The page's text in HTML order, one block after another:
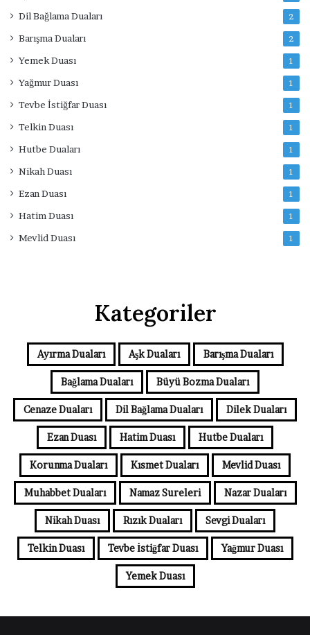
Dil Bağlama Duaları 2
Barışma Duaları 2
Yemek Duası 1
Yağmur Duası 1
Tevbe İstiğfar Duası 1
Telkin Duası 1
Hutbe Duaları 1
Nikah Duası 1
Ezan Duası 1
Hatim Duası 1
Mevlid Duası 1
Kategoriler
Ayırma Duaları Aşk Duaları Barışma Duaları
Bağlama Duaları Büyü Bozma Duaları
Cenaze Duaları Dil Bağlama Duaları Dilek Duaları
Ezan Duası Hatim Duası Hutbe Duaları
Korunma Duaları Kısmet Duaları Mevlid Duası
Muhabbet Duaları Namaz Sureleri Nazar Duaları
Nikah Duası Rızık Duaları Sevgi Duaları
Telkin Duası Tevbe İstiğfar Duası Yağmur Duası
Yemek Duası